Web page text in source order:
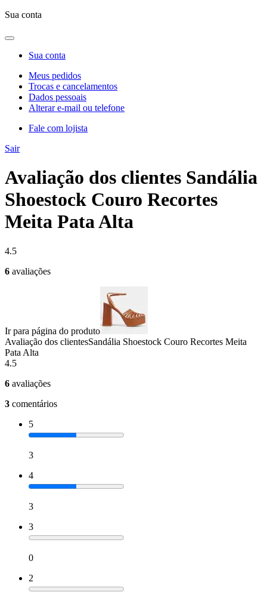
Sua conta
Sua conta
Meus pedidos
Trocas e cancelamentos
Dados pessoais
Alterar e-mail ou telefone
Fale com lojista
Sair
Avaliação dos clientes Sandália
Shoestock Couro Recortes
Meita Pata Alta
4.5
6 avaliações
Ir para página do produto
Avaliação dos clientesSandália Shoestock Couro Recortes Meita
Pata Alta
4.5
6 avaliações
3 comentários
5
3
4
3
3
0
2